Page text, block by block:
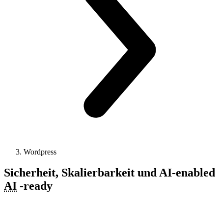
Wordpress
Sicherheit, Skalierbarkeit und AI-enabled
AI -ready